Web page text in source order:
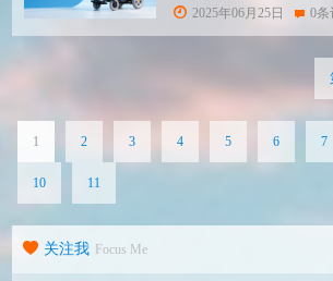
7176系列安全性能检测。
流程复杂，企业如何高效
统解析认证要点，并介绍
FDA 510K认证核心要素
椅、电动代步车及手动轮
2025年06月25日 0条
1 2 3 4 5 6 7
10 11
关注我 Focus Me